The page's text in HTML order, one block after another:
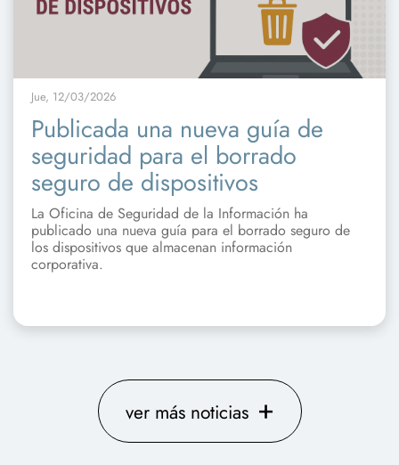
Jue, 12/03/2026
Publicada una nueva guía de
seguridad para el borrado
seguro de dispositivos
La Oficina de Seguridad de la Información ha
publicado una nueva guía para el borrado seguro de
los dispositivos que almacenan información
corporativa.
ver más noticias +